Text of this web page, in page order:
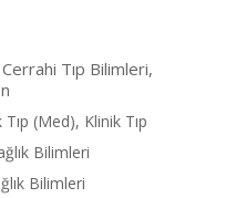
Tıp Bilimleri,
Tıp (Med), Klinik Tıp
Bilimleri
Bilimleri